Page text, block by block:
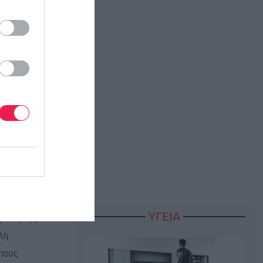
την
ρυθμό,
που ακούνε
έργου
ΥΓΕΙΑ